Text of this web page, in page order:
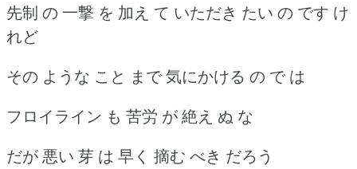
先制 の 一撃 を 加え て いただき たい の です け
れど
その ような こと まで 気にかける の で は
フロイライン も 苦労 が 絶え ぬ な
だが 悪い 芽 は 早く 摘む べき だろう